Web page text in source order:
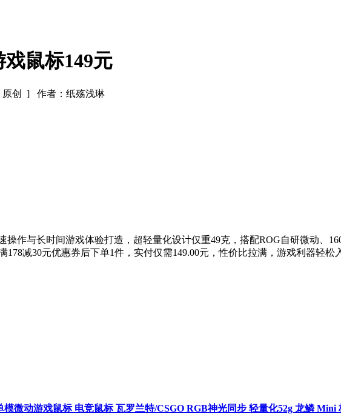
鼠标149元
原创 ] 作者：纸殇浅琳
操作与长时间游戏体验打造，超轻量化设计仅重49克，搭配ROG自研微动、
178减30元优惠券后下单1件，实付仅需149.00元，性价比拉满，游戏利器轻松
微动游戏鼠标 电竞鼠标 瓦罗兰特/CSGO RGB神光同步 轻量化52g 龙鳞 Mini